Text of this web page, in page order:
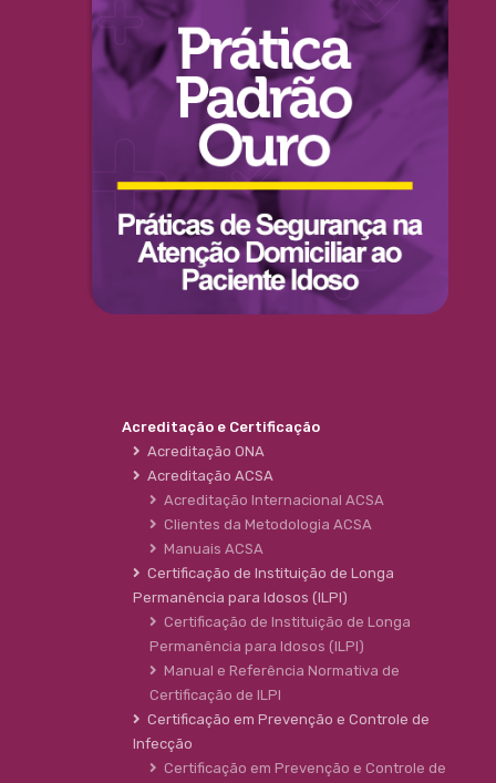
Acreditação e Certificação
Acreditação ONA
Acreditação ACSA
Acreditação Internacional ACSA
Clientes da Metodologia ACSA
Manuais ACSA
Certificação de Instituição de Longa
Permanência para Idosos (ILPI)
Certificação de Instituição de Longa
Permanência para Idosos (ILPI)
Manual e Referência Normativa de
Certificação de ILPI
Certificação em Prevenção e Controle de
Infecção
Certificação em Prevenção e Controle de